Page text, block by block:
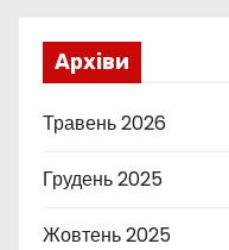
Архіви
Травень 2026
Грудень 2025
Жовтень 2025